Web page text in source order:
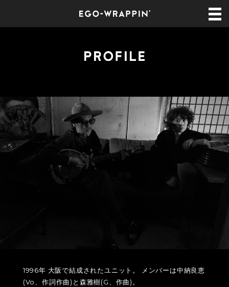
1996年 大阪で結成されたユニット。 メンバーは中納良恵
(Vo、作詞作曲)と森雅樹(G、作曲)。